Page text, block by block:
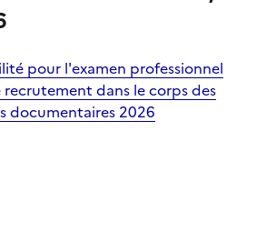
pour l'examen professionnel
dans le corps des
documentaires 2026